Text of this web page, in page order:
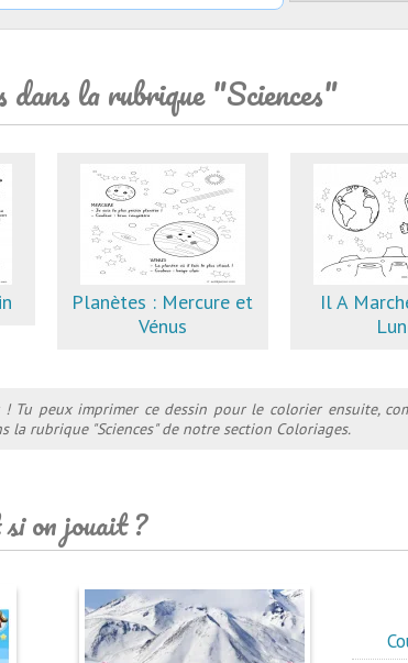
la rubrique "Sciences"
Planètes : Mercure et
Vénus
Il A
Tu peux imprimer ce dessin pour le colorier ensuite,
la rubrique "Sciences" de notre section Coloriages.
on jouait ?